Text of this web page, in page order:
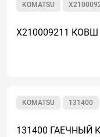
KOMATSU
X210009211 КОВШ
131400
KOMATSU
131400 ГАЕЧНЫЙ